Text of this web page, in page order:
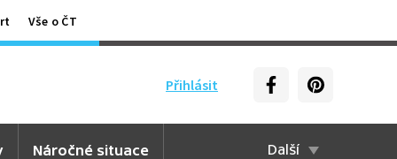
Vše o ČT
Přihlásit
Náročné situace Další